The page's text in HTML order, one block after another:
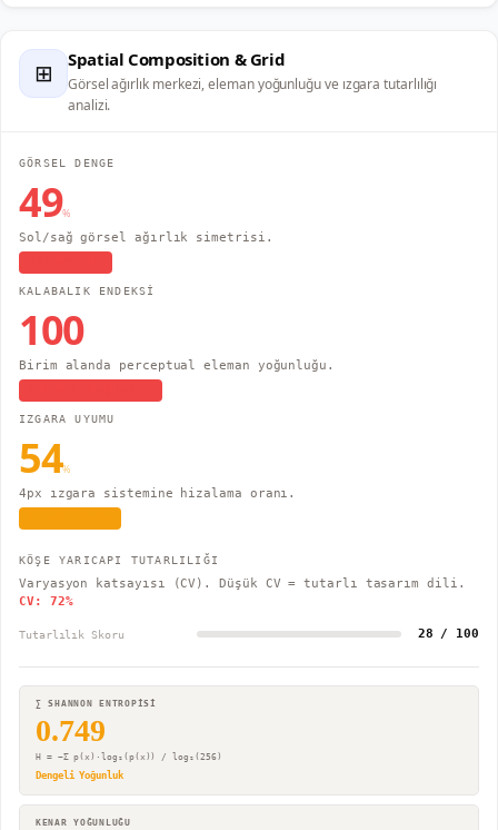
⊞ Spatial Composition & Grid
Görsel ağırlık merkezi, eleman yoğunluğu ve ızgara tutarlılığı
analizi.
GÖRSEL DENGE
49%
Sol/sağ görsel ağırlık simetrisi.
KALABALIK ENDEKSİ
100
Birim alanda perceptual eleman yoğunluğu.
IZGARA UYUMU
54%
4px ızgara sistemine hizalama oranı.
KÖŞE YARICAPI TUTARLILIĞI
Varyasyon katsayısı (CV). Düşük CV = tutarlı tasarım dili.
CV: 72%
Tutarlılık Skoru 28 / 100
∑ SHANNON ENTROPİSİ
0.749
H = −Σ p(x)·log₂(p(x)) / log₂(256)
Dengeli Yoğunluk
KENAR YOĞUNLUĞU